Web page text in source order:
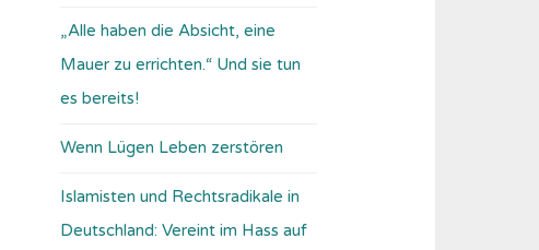
„Alle haben die Absicht, eine
Mauer zu errichten.“ Und sie tun
es bereits!
Wenn Lügen Leben zerstören
Islamisten und Rechtsradikale in
Deutschland: Vereint im Hass auf